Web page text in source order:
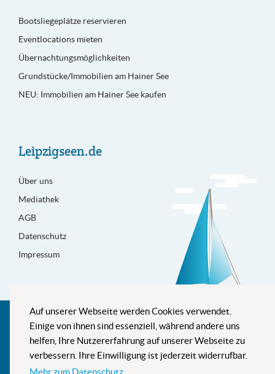
Auf unserer Webseite werden Cookies verwendet.
Einige von ihnen sind essenziell, während andere uns
helfen, Ihre Nutzererfahrung auf unserer Webseite zu
verbessern. Ihre Einwilligung ist jederzeit widerrufbar.
Bootsliegeplätze reservieren
Eventlocations mieten
Übernachtungsmöglichkeiten
Grundstücke/Immobilien am Hainer See
NEU: Immobilien am Hainer See kaufen
Leipzigseen.de
Über uns
Mediathek
AGB
Datenschutz
Impressum
Besser informiert